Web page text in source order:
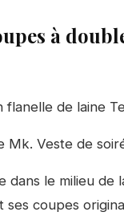
à
de laine
Mk. Veste de
dans le milieu de
coupes